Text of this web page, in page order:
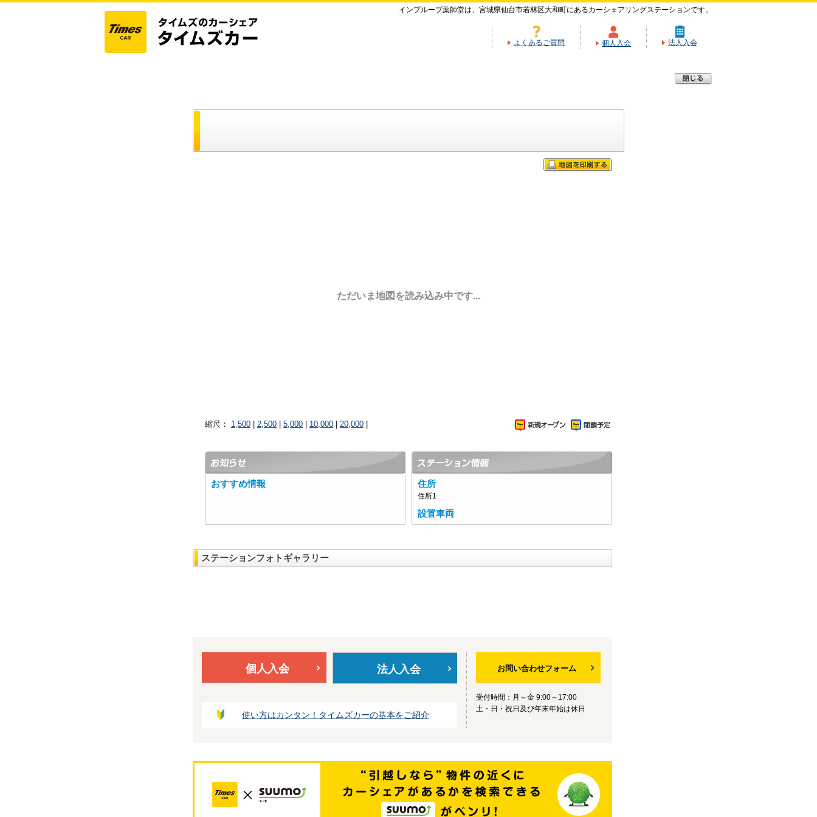
インプルーブ薬師堂は、宮城県仙台市若林区大和町にあるカーシェアリングステーションです。
よくあるご質問 個人入会 法人入会
ただいま地図を読み込み中です...
縮尺： 1,500 2,500 5,000 10,000 20,000
おすすめ情報 住所
住所1
設置車両
ステーションフォトギャラリー
個人入会 法人入会
使い方はカンタン！タイムズカーの基本をご紹介
お問い合わせフォーム
受付時間：月～金 9:00～17:00
土・日・祝日及び年末年始は休日